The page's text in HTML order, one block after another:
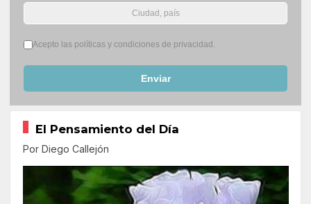
Términos del servicio*
Acepto las políticas y condiciones de privacidad.
Enviar
El Pensamiento del Día
Por Diego Callejón